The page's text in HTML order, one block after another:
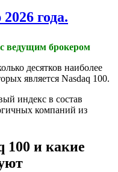
года.
ведущим брокером
десятков наиболее
является Nasdaq 100.
индекс в состав
компаний из
100 и какие